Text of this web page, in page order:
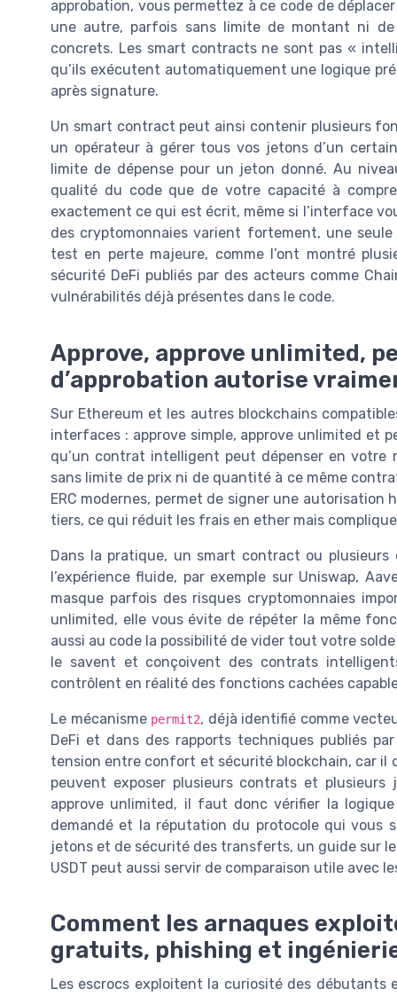
approbation, vous permettez à ce code de
une autre, parfois sans limite de montant ni
concrets. Les smart contracts ne sont pas «
qu’ils exécutent automatiquement une logique
après signature.
Un smart contract peut ainsi contenir plusieurs
un opérateur à gérer tous vos jetons d’un
limite de dépense pour un jeton donné. Au
qualité du code que de votre capacité à
exactement ce qui est écrit, même si l’interface
des cryptomonnaies varient fortement, une
test en perte majeure, comme l’ont montré
sécurité DeFi publiés par des acteurs comme
vulnérabilités déjà présentes dans le code.
Approve, approve unlimited,
d’approbation autorise
Sur Ethereum et les autres blockchains
interfaces : approve simple, approve unlimited et
qu’un contrat intelligent peut dépenser en votre
sans limite de prix ni de quantité à ce même
ERC modernes, permet de signer une
tiers, ce qui réduit les frais en ether mais
Dans la pratique, un smart contract ou
l’expérience fluide, par exemple sur Uniswap,
masque parfois des risques cryptomonnaies
unlimited, elle vous évite de répéter la même
aussi au code la possibilité de vider tout votre
le savent et conçoivent des contrats
contrôlent en réalité des fonctions cachées
Le mécanisme permit2, déjà identifié comme
DeFi et dans des rapports techniques publiés
tension entre confort et sécurité blockchain, car il
peuvent exposer plusieurs contrats et
approve unlimited, il faut donc vérifier la
demandé et la réputation du protocole qui vous
jetons et de sécurité des transferts, un guide sur
USDT peut aussi servir de comparaison utile avec
Comment les arnaques
gratuits, phishing et
Les escrocs exploitent la curiosité des